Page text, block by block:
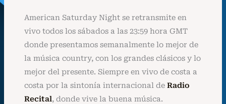
American Saturday Night se retransmite en
vivo todos los sábados a las 23:59 hora GMT
donde presentamos semanalmente lo mejor de
la música country, con los grandes clásicos y lo
mejor del presente. Siempre en vivo de costa a
costa por la sintonía internacional de Radio
Recital, donde vive la buena música.